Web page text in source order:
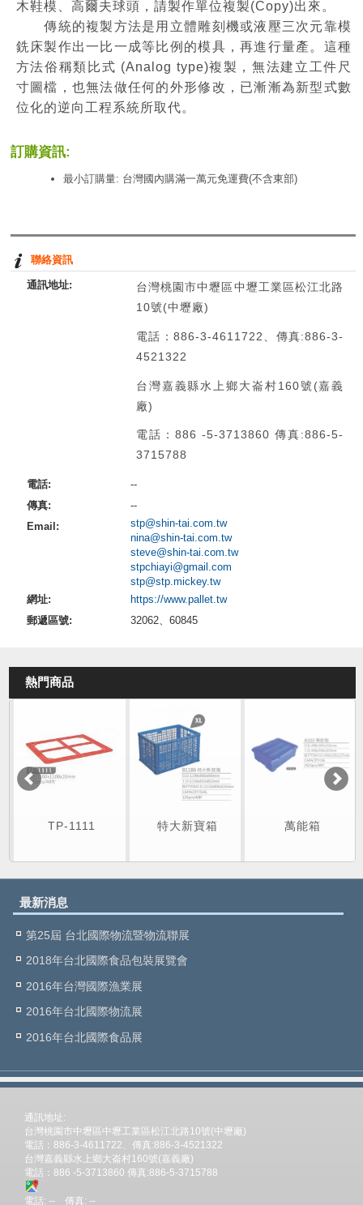
木鞋模、高爾夫球頭，請製作單位複製(Copy)出來。
傳統的複製方法是用立體雕刻機或液壓三次元靠模
銑床製作出一比一成等比例的模具，再進行量產。這種
方法俗稱類比式 (Analog type)複製，無法建立工件尺
寸圖檔，也無法做任何的外形修改，已漸漸為新型式數
位化的逆向工程系統所取代。
訂購資訊:
最小訂購量: 台灣國內購滿一萬元免運費(不含東部)
聯絡資訊
通訊地址:
台灣桃園市中壢區中壢工業區松江北路
10號(中壢廠)
電話：886-3-4611722、傳真:886-3-
4521322
台灣嘉義縣水上鄉大崙村160號(嘉義
廠)
電話：886 -5-3713860 傳真:886-5-
3715788
電話:
--
傳真:
--
Email:
stp@shin-tai.com.tw
nina@shin-tai.com.tw
steve@shin-tai.com.tw
stpchiayi@gmail.com
stp@stp.mickey.tw
網址:
https://www.pallet.tw
郵遞區號:
32062、60845
熱門商品
TP-1111 特大新寶箱 萬能箱
最新消息
第25屆 台北國際物流暨物流聯展
2018年台北國際食品包裝展覽會
2016年台灣國際漁業展
2016年台北國際物流展
2016年台北國際食品展
通訊地址:
台灣桃園市中壢區中壢工業區松江北路10號(中壢廠)
電話：886-3-4611722、傳真:886-3-4521322
台灣嘉義縣水上鄉大崙村160號(嘉義廠)
電話：886 -5-3713860 傳真:886-5-3715788
電話: -- 傳真: --